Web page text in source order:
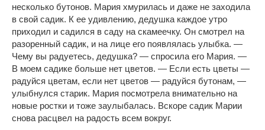
несколько бутонов. Мария хмурилась и даже не заходила
в свой садик. К ее удивлению, дедушка каждое утро
приходил и садился в саду на скамеечку. Он смотрел на
разоренный садик, и на лице его появлялась улыбка. —
Чему вы радуетесь, дедушка? — спросила его Мария. —
В моем садике больше нет цветов. — Если есть цветы —
радуйся цветам, если нет цветов — радуйся бутонам, —
улыбнулся старик. Мария посмотрела внимательно на
новые ростки и тоже заулыбалась. Вскоре садик Марии
снова расцвел на радость всем вокруг.